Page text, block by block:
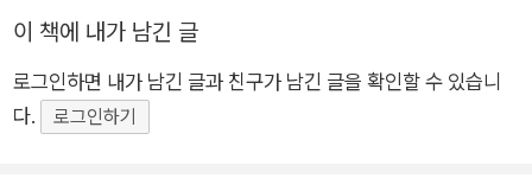
서, 태초에는 바다였으나 이제는 황량하고 메마른 대지의 한복판
차고 뜨겁다. 작가가 겨냥하는 바, ‘인간의 야성’을 닮았다. 500
쪽이 넘는 압도적인 분량에도 불구하고 숨 쉴 틈 없이 독자를 몰
이 책에 내가 남긴 글
로그인하면 내가 남긴 글과 친구가 남긴 글을 확인할 수 있습니
다.
로그인하기